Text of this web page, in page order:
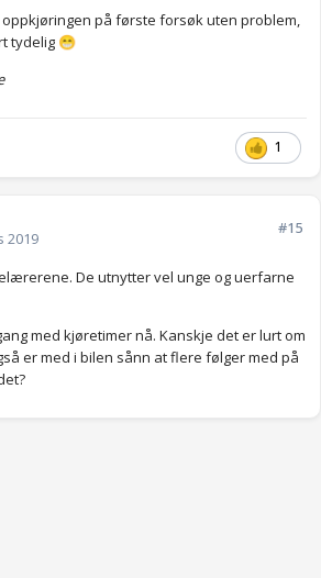
Angrer fortsatt på at jeg ikke gjorde
og naiv dessverre.
oppkjøringen på første forsøk uten problem,
tydelig 😁
1
2019
#15
De utnytter vel unge og uerfarne
med kjøretimer nå. Kanskje det er lurt om
er med i bilen sånn at flere følger med på